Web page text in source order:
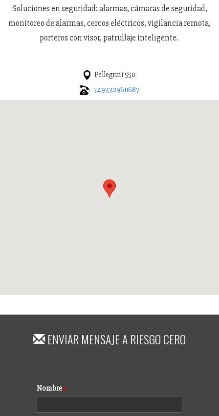
Soluciones en seguridad: alarmas, cámaras de seguridad,
monitoreo de alarmas, cercos eléctricos, vigilancia remota,
porteros con visor, patrullaje inteligente.
Pellegrini 550
5493329611687
ENVIAR MENSAJE ARIESGO CERO
Formulario
Nombre